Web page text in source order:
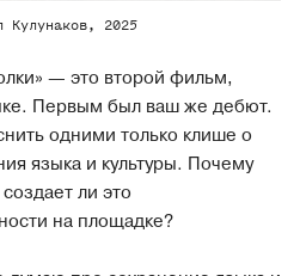
Кулунаков, 2025
— это второй фильм,
Первым был ваш же дебют.
одними только клише о
языка и культуры. Почему
ли это
на площадке?